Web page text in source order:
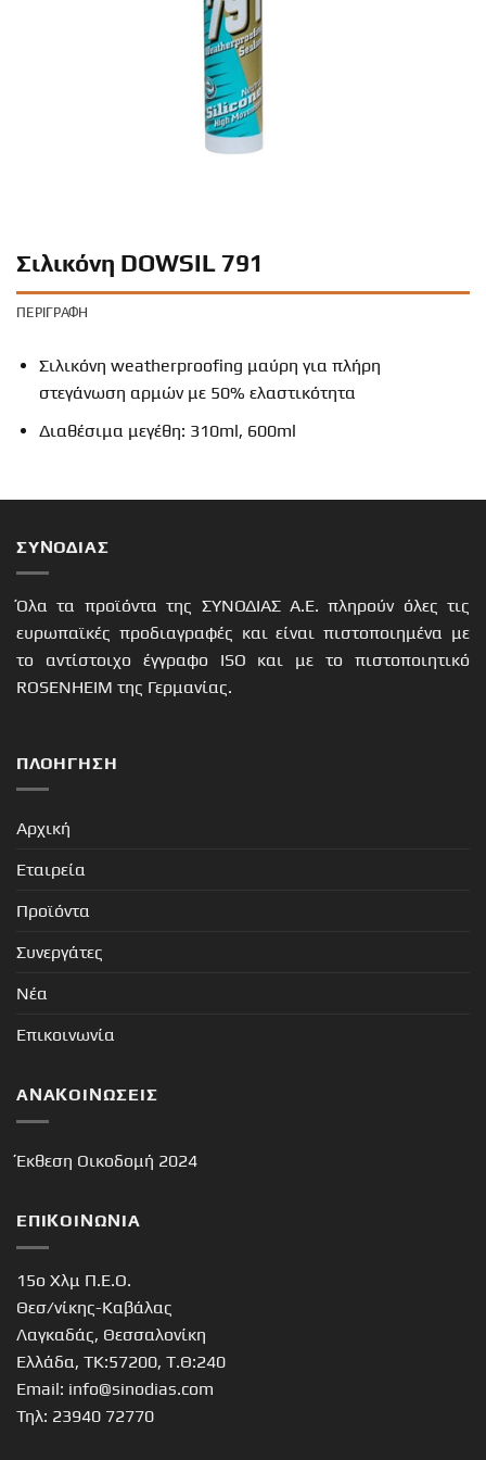
Σιλικόνη DOWSIL 791
ΠΕΡΙΓΡΑΦΉ
Σιλικόνη weatherproofing μαύρη για πλήρη
στεγάνωση αρμών με 50% ελαστικότητα
Διαθέσιμα μεγέθη: 310ml, 600ml
ΣΥΝΟΔΙΑΣ
Όλα τα προϊόντα της ΣΥΝΟΔΙΑΣ Α.Ε. πληρούν όλες τις
ευρωπαϊκές προδιαγραφές και είναι πιστοποιημένα με
το αντίστοιχο έγγραφο ISO και με το πιστοποιητικό
ROSENHEIM της Γερμανίας.
ΠΛΟΉΓΗΣΗ
Αρχική
Εταιρεία
Προϊόντα
Συνεργάτες
Νέα
Επικοινωνία
ΑΝΑΚΟΙΝΏΣΕΙΣ
Έκθεση Οικοδομή 2024
ΕΠΙΚΟΙΝΩΝΊΑ
15o Χλμ Π.Ε.Ο.
Θεσ/νίκης-Καβάλας
Λαγκαδάς, Θεσσαλονίκη
Ελλάδα, ΤΚ:57200, Τ.Θ:240
Email: info@sinodias.com
Τηλ: 23940 72770